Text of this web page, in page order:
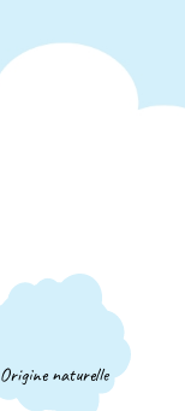
Origine naturelle